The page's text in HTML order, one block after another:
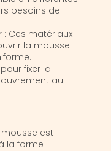
besoins de
: Ces matériaux
la mousse
fixer la
au
mousse est
la forme